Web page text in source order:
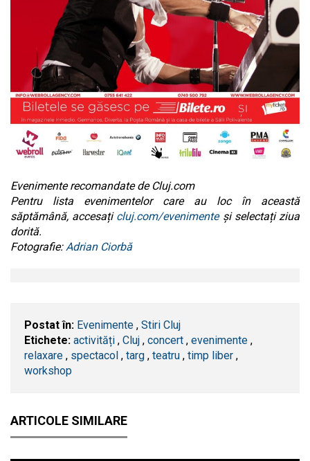
Evenimente recomandate de Cluj.com
Pentru lista evenimentelor care au loc în această
săptămână, accesați cluj.com/evenimenteși selectați ziua
dorită.
Fotografie:Adrian Ciorbă
Postat în: Evenimente , Stiri Cluj
Etichete: activități , ​Cluj , concert , evenimente ,
relaxare , spectacol , targ , teatru , timp liber ,
workshop
ARTICOLE SIMILARE